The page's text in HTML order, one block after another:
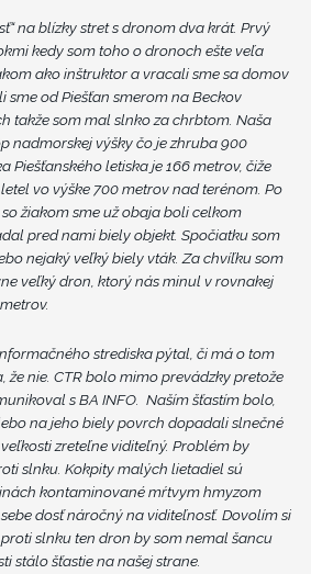
na blízky stret s dronom dva krát. Prvý
kedy som toho o dronoch ešte veľa
ako inštruktor a vracali sme sa domov
sme od Piešťan smerom na Beckov
takže som mal slnko za chrbtom. Naša
nadmorskej výšky čo je zhruba 900
Piešťanského letiska je 166 metrov, čiže
vo výške 700 metrov nad terénom. Po
žiakom sme už obaja boli celkom
pred nami biely objekt. Spočiatku som
nejaký veľký biely vták. Za chvíľku som
veľký dron, ktorý nás minul v rovnakej
strediska pýtal, či má o tom
že nie. CTR bolo mimo prevádzky pretože
s BA INFO. Naším šťastím bolo,
na jeho biely povrch dopadali slnečné
zreteľne viditeľný. Problém by
slnku. Kokpity malých lietadiel sú
kontaminované mŕtvym hmyzom
dosť náročný na viditeľnosť. Dovolím si
slnku ten dron by som nemal šancu
stálo šťastie na našej strane.